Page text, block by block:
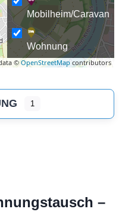
©OpenStreetMapcontributors
Mobilheim/Caravan
Wohnung
1
–